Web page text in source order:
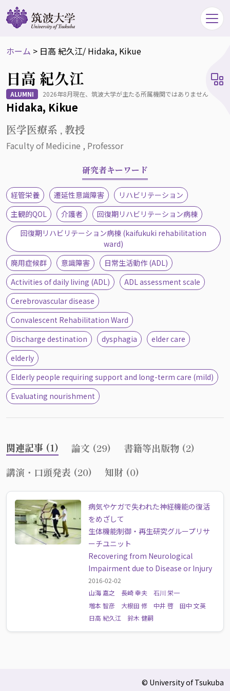
ホーム > 日高 紀久江/ Hidaka, Kikue
日高 紀久江
ALUMNI 2026年8月現在、筑波大学が主たる所属機関ではありません
Hidaka, Kikue
医学医療系 , 教授
Faculty of Medicine , Professor
研究者キーワード
経管栄養 遷延性意識障害
リハビリテーション
主観的QOL
介護者
回復期リハビリテーション病棟
回復期リハビリテーション病棟 (kaifukuki rehabilitation
ward)
廃用症候群
意識障害
日常生活動作 (ADL)
Activities of daily living (ADL)
ADL assessment scale
Cerebrovascular disease
Convalescent Rehabilitation Ward
Discharge destination
dysphagia
elder care
elderly
Elderly people requiring support and long-term care (mild)
Evaluating nourishment
関連記事 (1) 論文 (29)
書籍等出版物 (2)
講演・口頭発表 (20)
知財 (0)
病気やケガで失われた神経機能の復活
をめざして
生体機能制御・再生研究グループリサ
ーチユニット
Recovering from Neurological
Impairment due to Disease or Injury
2016-02-02
山海 嘉之
長崎 幸夫
石川 栄一
増本 智彦
大根田 修 中井 啓
田中 文英
日高 紀久江
鈴木 健嗣
© University of Tsukuba